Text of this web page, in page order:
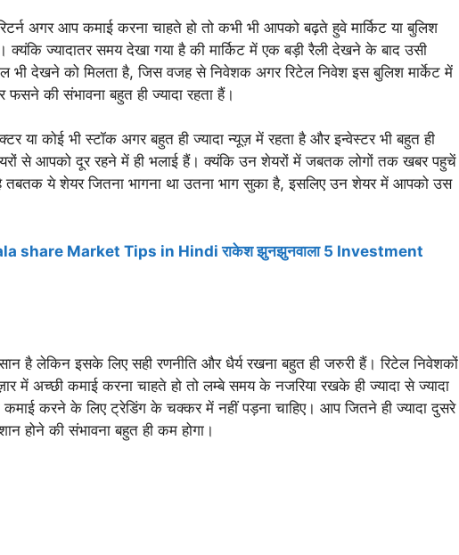
अगर आप कमाई करना चाहते हो तो कभी भी आपको बढ़ते हुवे मार्किट या बुलिश
क्यंकि ज्यादातर समय देखा गया है की मार्किट में एक बड़ी रैली देखने के बाद उसी
भी देखने को मिलता है, जिस वजह से निवेशक अगर रिटेल निवेश इस बुलिश मार्केट में
की संभावना बहुत ही ज्यादा रहता हैं।
या कोई भी स्टॉक अगर बहुत ही ज्यादा न्यूज़ में रहता है और इन्वेस्टर भी बहुत ही
से आपको दूर रहने में ही भलाई हैं। क्यंकि उन शेयरों में जबतक लोगों तक खबर पहुचें
तबतक ये शेयर जितना भागना था उतना भाग सुका है, इसलिए उन शेयर में आपको उस
share Market Tips in Hindi राकेश झुनझुनवाला 5 Investment
है लेकिन इसके लिए सही रणनीति और धैर्य रखना बहुत ही जरुरी हैं। रिटेल निवेशकों
में अच्छी कमाई करना चाहते हो तो लम्बे समय के नजरिया रखके ही ज्यादा से ज्यादा
करने के लिए ट्रेडिंग के चक्कर में नहीं पड़ना चाहिए। आप जितने ही ज्यादा दुसरे
होने की संभावना बहुत ही कम होगा।